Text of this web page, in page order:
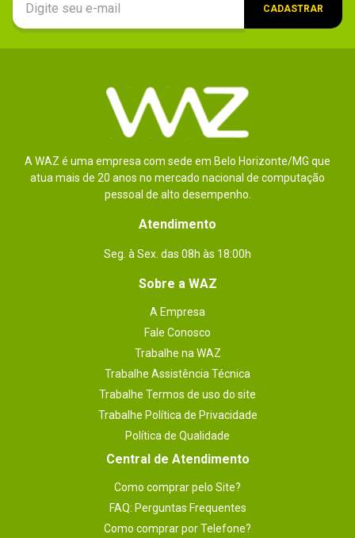
CADASTRAR
A WAZ é uma empresa com sede em Belo Horizonte/MG que
atua mais de 20 anos no mercado nacional de computação
pessoal de alto desempenho.
Atendimento
Seg. à Sex. das 08h às 18:00h
Sobre a WAZ
A Empresa
Fale Conosco
Trabalhe na WAZ
Trabalhe Assistência Técnica
Trabalhe Termos de uso do site
Trabalhe Política de Privacidade
Política de Qualidade
Central de Atendimento
Como comprar pelo Site?
FAQ: Perguntas Frequentes
Como comprar por Telefone?